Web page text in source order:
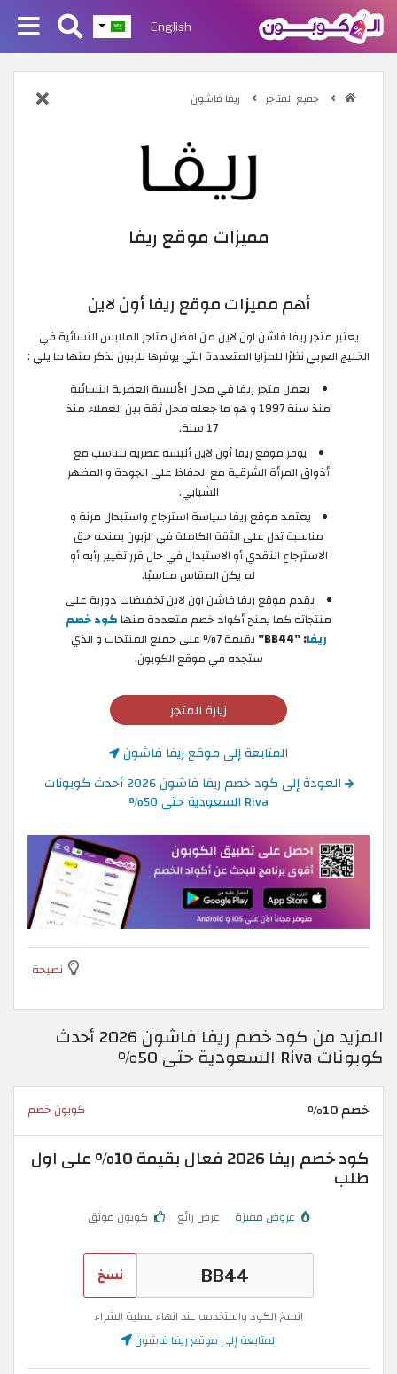
English
جميع المتاجر ريفا فاشون
مميزات موقع ريفا
أهم مميزات موقع ريفا أون لاين
يعتبر متجر ريفا فاشن اون لاين من افضل متاجر الملابس النسائية في
الخليج العربي نظرًا للمزايا المتعددة التي يوفرها للزبون نذكر منها ما يلي :
يعمل متجر ريفا في مجال الألبسة العصرية النسائية
منذ سنة 1997 و هو ما جعله محل ثقة بين العملاء منذ
17 سنة.
يوفر موقع ريفا أون لاين ألبسة عصرية تتناسب مع
أذواق المرأة الشرقية مع الحفاظ على الجودة و المظهر
الشبابي.
يعتمد موقع ريفا سياسة استرجاع واستبدال مرنة و
مناسبة تدل على الثقة الكاملة في الزبون بمنحه حق
الاسترجاع النقدي أو الاستبدال في حال قرر تغيير رأيه أو
لم يكن المقاس مناسبًا.
يقدم موقع ريفا فاشن اون لاين تخفيضات دورية على
منتجاته كما يمنح أكواد خصم متعددة منهاكود خصم
ريفا: "BB44"
بقيمة 7% على جميع المنتجات و الذي
ستجده في موقع الكوبون.
زيارة المتجر
المتابعة إلى موقع ريفا فاشون
العودة إلى كود خصم ريفا فاشون 2026 أحدث كوبونات
Riva السعودية حتى 50%
نصيحة
المزيد من كود خصم ريفا فاشون 2026 أحدث
كوبونات Riva السعودية حتى 50%
خصم 10% كوبون خصم
كود خصم ريفا 2026 فعال بقيمة 10% على اول
طلب
عروض مميزة عرض رائع كوبون موثق
نسخ
انسخ الكود واستخدمه عند انهاء عملية الشراء
المتابعة إلى موقع ريفا فاشون